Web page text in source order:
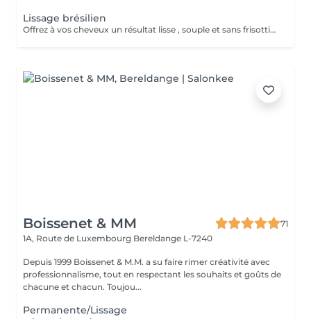
Lissage brésilien
Offrez à vos cheveux un résultat lisse , souple et sans frisottis grâce à notre lissage brésilien permanent . Ce soin professionnel modifie la structure du cheveu , réduit les ondulations ou boucles indésirables et laisse les cheveux brillants , doux et faciles à coiffer . Le résultat longue durée permet d`obtenir des cheveux durablement lisses et soignés , tout en facilitant le coiffage au quotidien . Cette prestation inclut l`application du soin de lissage brésilien ainsi que la finition pour un résultat lisse , brillant et durable .
Boissenet & MM
71
1A, Route de Luxembourg Bereldange L-7240
Depuis 1999 Boissenet & M.M. a su faire rimer créativité avec
professionnalisme, tout en respectant les souhaits et goûts de
chacune et chacun. Toujou...
Permanente/Lissage